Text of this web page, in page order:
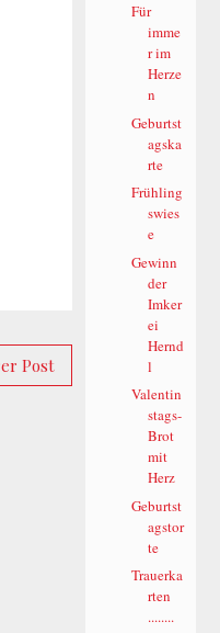
Post
Für
imme
r im
Herze
n
Geburtst
agska
rte
Frühling
swies
e
Gewinn
der
Imker
ei
Hernd
l
Valentin
stags-
Brot
mit
Herz
Geburtst
agstor
te
Trauerka
rten
........